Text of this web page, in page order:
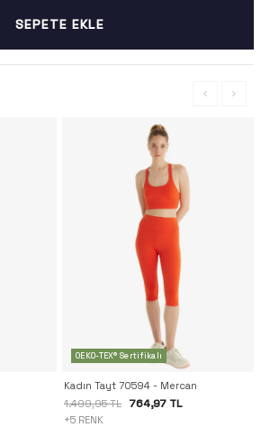
SEPETE EKLE
OEKO-TEX® Sertifikalı
Kadın Tayt 70594 - Mercan
1.499,95 TL
764,97 TL
+5 RENK